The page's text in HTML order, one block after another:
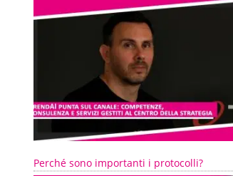
Perché sono importanti i protocolli?